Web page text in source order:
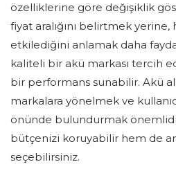
özelliklerine göre değişiklik
fiyat aralığını belirtmek
etkilediğini anlamak daha
kaliteli bir akü markası tercih
bir performans sunabilir. Akü
markalara yönelmek ve
önünde bulundurmak
bütçenizi koruyabilir hem de
seçebilirsiniz.